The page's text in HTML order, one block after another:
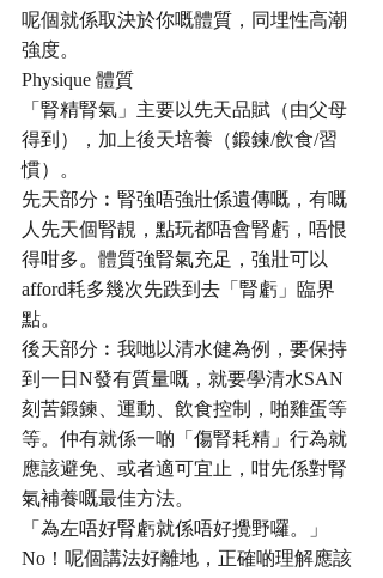
呢個就係取決於你嘅體質，同埋性高潮
強度。
Physique 體質
「腎精腎氣」主要以先天品賦（由父母
得到），加上後天培養（鍛鍊/飲食/習
慣）。
先天部分︰腎強唔強壯係遺傳嘅，有嘅
人先天個腎靚，點玩都唔會腎虧，唔恨
得咁多。體質強腎氣充足，強壯可以
afford耗多幾次先跌到去「腎虧」臨界
點。
後天部分︰我哋以清水健為例，要保持
到一日N發有質量嘅，就要學清水SAN
刻苦鍛鍊、運動、飲食控制，啪雞蛋等
等。仲有就係一啲「傷腎耗精」行為就
應該避免、或者適可宜止，咁先係對腎
氣補養嘅最佳方法。
「為左唔好腎虧就係唔好攪野囉。」
No！呢個講法好離地，正確啲理解應該